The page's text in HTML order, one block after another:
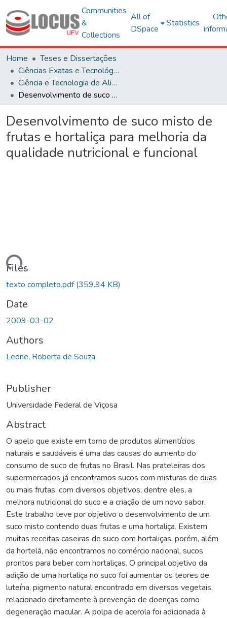
Communities
&
Collections
All of
DSpace
Statistics
Home
Teses e Dissertações
Ciências Exatas e Tecnológicas
Ciência e Tecnologia de Alimentos
Desenvolvimento de suco misto de frutas e hortaliça para melhoria da qualidade nutricional e funcional
Desenvolvimento de suco misto de
frutas e hortaliça para melhoria da
qualidade nutricional e funcional
Files
texto completo.pdf(359.94 KB)
Date
2009-03-02
Authors
Leone, Roberta de Souza
Publisher
Universidade Federal de Viçosa
Abstract
O apelo que existe em torno de produtos alimentícios
naturais e saudáveis é uma das causas do aumento do
consumo de suco de frutas no Brasil. Nas prateleiras dos
supermercados já encontramos sucos com misturas de duas
ou mais frutas, com diversos objetivos, dentre eles, a
melhora nutricional do suco e a criação de um novo sabor.
Este trabalho teve por objetivo o desenvolvimento de um
suco misto contendo duas frutas e uma hortaliça. Existem
muitas receitas caseiras de suco com hortaliças, porém, além
da hortelã, não encontramos no comércio nacional, sucos
prontos para beber com hortaliças. O principal objetivo da
adição de uma hortaliça no suco foi aumentar os teores de
luteína, pigmento natural encontrado em diversos vegetais,
relacionado diretamente à prevenção de doenças como
degeneração macular. A polpa de acerola foi adicionada à